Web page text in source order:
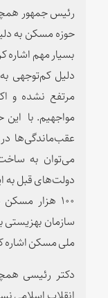
رئیس جمهور
حوزه مسکن به
بسیار مهم
دلیل کم‌توجهی
مرتفع نشده و
مواجهیم. با
عقب‌ماندگی‌ها
دولت‌های قبل به
۱۰۰ هزار
سازمان بهزیستی
ملی مسکن اشاره
دکتر رئیسی
انقلاب اسلامی